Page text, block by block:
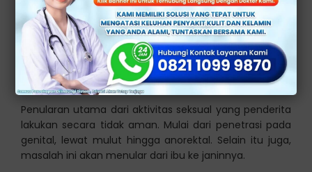
Bakteri treponema pallidum merupakan pemicu dari
penyakit ini. Bakteri tersebut akan menginfeksi ke
bagian dalam tubuh manusia lewat luka pada alat
kelamin, dubur, bibir, dan juga mulut.
Penularan utama dari aktivitas seksual yang penderita
lakukan secara tidak aman. Mulai dari penetrasi pada
genital, lewat mulut hingga anorektal. Selain itu juga,
masalah ini akan menular dari ibu ke janinnya.